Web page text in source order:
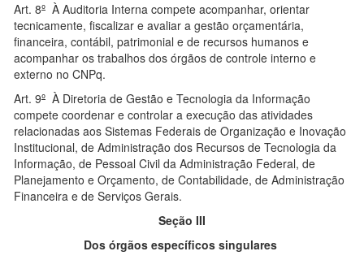
Art. 8º À Auditoria Interna compete acompanhar, orientar
tecnicamente, fiscalizar e avaliar a gestão orçamentária,
financeira, contábil, patrimonial e de recursos humanos e
acompanhar os trabalhos dos órgãos de controle interno e
externo no CNPq.
Art. 9º À Diretoria de Gestão e Tecnologia da Informação
compete coordenar e controlar a execução das atividades
relacionadas aos Sistemas Federais de Organização e Inovação
Institucional, de Administração dos Recursos de Tecnologia da
Informação, de Pessoal Civil da Administração Federal, de
Planejamento e Orçamento, de Contabilidade, de Administração
Financeira e de Serviços Gerais.
Seção III
Dos órgãos específicos singulares